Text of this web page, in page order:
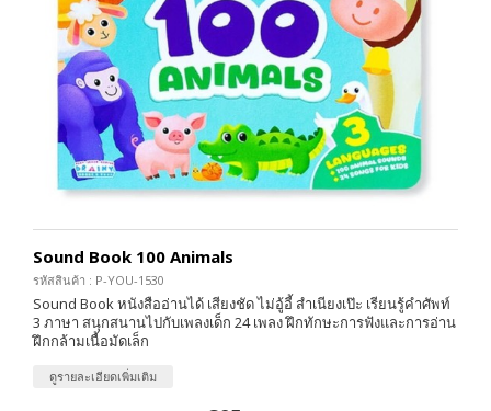
Sound Book 100 Animals
รหัสสินค้า : P-YOU-1530
Sound Book หนังสืออ่านได้ เสียงชัด ไม่อู้อี้ สำเนียงเป๊ะ เรียนรู้คำศัพท์
3 ภาษา สนุกสนานไปกับเพลงเด็ก 24 เพลง ฝึกทักษะการฟังและการอ่าน
ฝึกกล้ามเนื้อมัดเล็ก
ดูรายละเอียดเพิ่มเติม